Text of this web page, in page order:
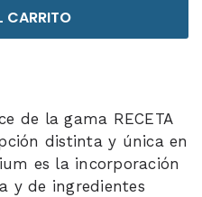
CARRITO
de la gama RECETA
distinta y única en
es la incorporación
y de ingredientes